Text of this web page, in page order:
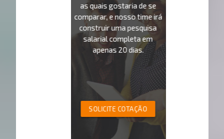
as quais gostaria de se
comparar, e nosso time irá
construir uma pesquisa
salarial completa em
apenas 20 dias.
SOLICITE COTAÇÃO